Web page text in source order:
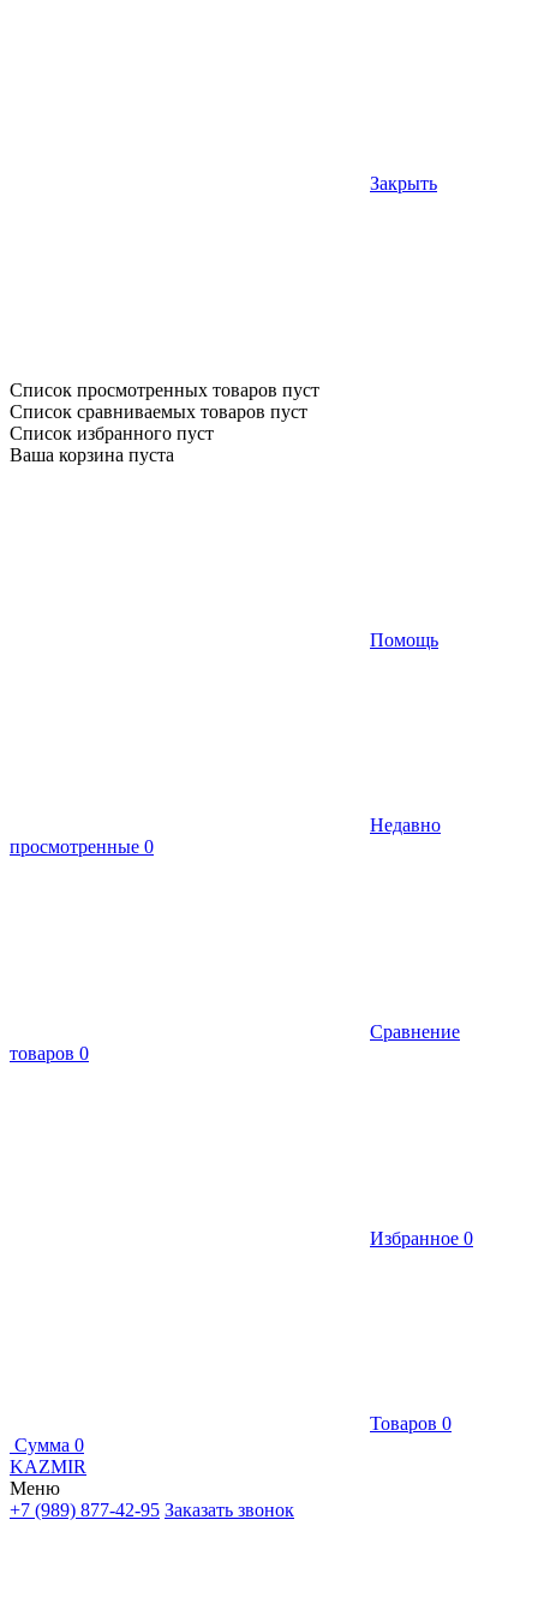
Закрыть
Список просмотренных товаров пуст
Список сравниваемых товаров пуст
Список избранного пуст
Ваша корзина пуста
Помощь
Недавно
просмотренные 0
Сравнение
товаров 0
Избранное 0
Товаров 0
Сумма 0
KAZMIR
Меню
+7 (989) 877-42-95 Заказать звонок